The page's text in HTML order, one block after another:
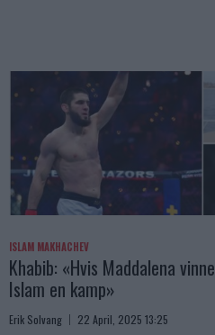
ISLAM MAKHACHEV
Khabib: «Hvis Maddalena
Islam en kamp»
Erik Solvang 22 April, 2025 13:25